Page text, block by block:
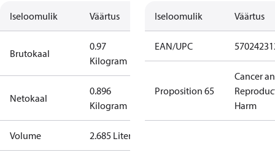
Iseloomulik Väärtus
Brutokaal
0.97
Kilogram
Netokaal
0.896
Kilogram
Volume 2.685 Liter
Iseloomulik Väärtus
EAN/UPC
Proposition 65
Cancer
Harm